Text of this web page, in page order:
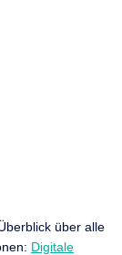
über alle
Digitale